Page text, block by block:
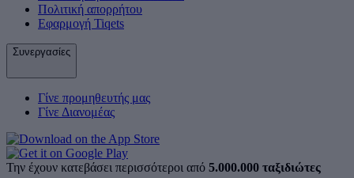
Πολιτική απορρήτου
Εφαρμογή Tiqets
Συνεργασίες
Γίνε προμηθευτής μας
Γίνε Διανομέας
Την έχουν κατεβάσει περισσότεροι από 5.000.000 ταξιδιώτες